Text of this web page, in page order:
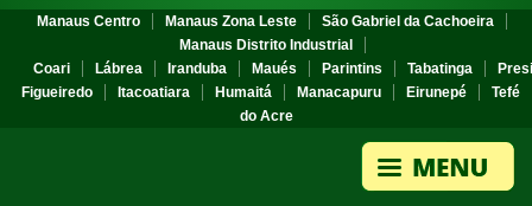
Manaus Centro Manaus Zona Leste
São Gabriel da Cachoeira
Manaus Distrito Industrial
Coari
Lábrea Iranduba Maués Parintins Tabatinga
Figueiredo
Itacoatiara Humaitá Manacapuru Eirunepé
Tefé
do Acre